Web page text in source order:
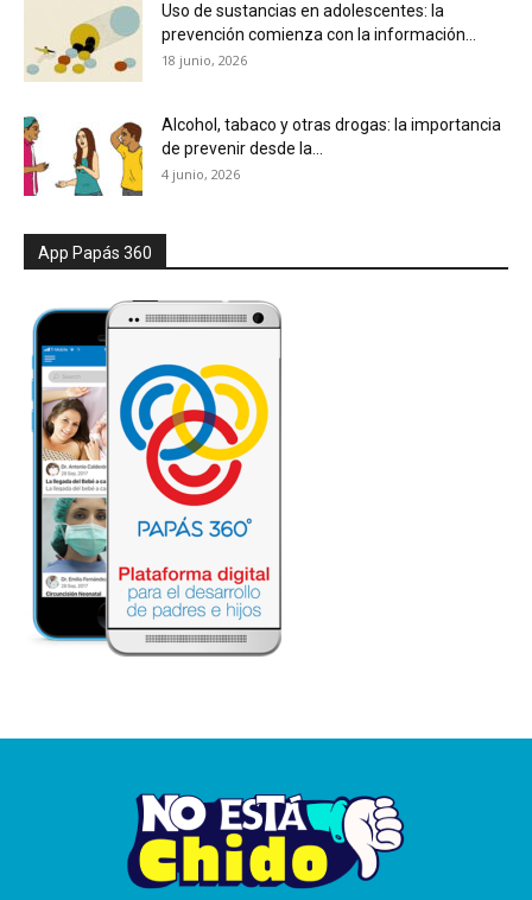
Uso de sustancias en adolescentes: la
prevención comienza con la información...
18 junio, 2026
Alcohol, tabaco y otras drogas: la importancia
de prevenir desde la...
4 junio, 2026
App Papás 360